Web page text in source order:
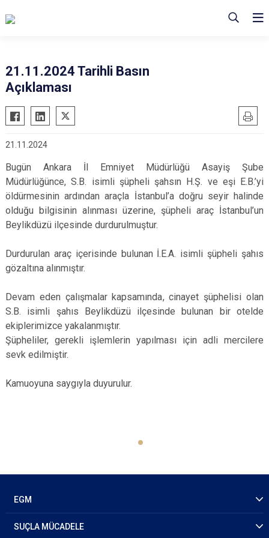
21.11.2024 Tarihli Basın
Açıklaması
21.11.2024
Bugün Ankara İl Emniyet Müdürlüğü Asayiş Şube
Müdürlüğünce, S.B. isimli şüpheli şahsın H.Ş. ve eşi E.B.’yi
öldürmesinin ardından araçla İstanbul’a doğru seyir halinde
olduğu bilgisinin alınması üzerine, şüpheli araç İstanbul’un
Beylikdüzü ilçesinde durdurulmuştur.
Durdurulan araç içerisinde bulunan İ.E.A. isimli şüpheli şahıs
gözaltına alınmıştır.
Devam eden çalışmalar kapsamında, cinayet şüphelisi olan
S.B. isimli şahıs Beylikdüzü ilçesinde bulunan bir otelde
ekiplerimizce yakalanmıştır.
Şüpheliler, gerekli işlemlerin yapılması için adli mercilere
sevk edilmiştir.
Kamuoyuna saygıyla duyurulur.
EGM
SUÇLA MÜCADELE